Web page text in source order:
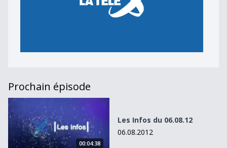
Prochain épisode
Les Infos du 06.08.12
00:04:38
Les Infos du 06.08.12
06.08.2012